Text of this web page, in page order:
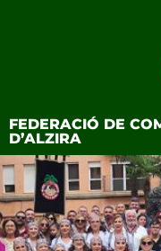
FEDERACIÓ DE
D’ALZIRA